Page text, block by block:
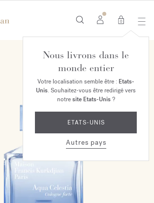
0
Nous livrons dans le
monde entier
Votre localisation semble être : Etats-
Unis. Souhaitez-vous être redirigé vers
notresite Etats-Unis?
ETATS-UNIS
Autres pays